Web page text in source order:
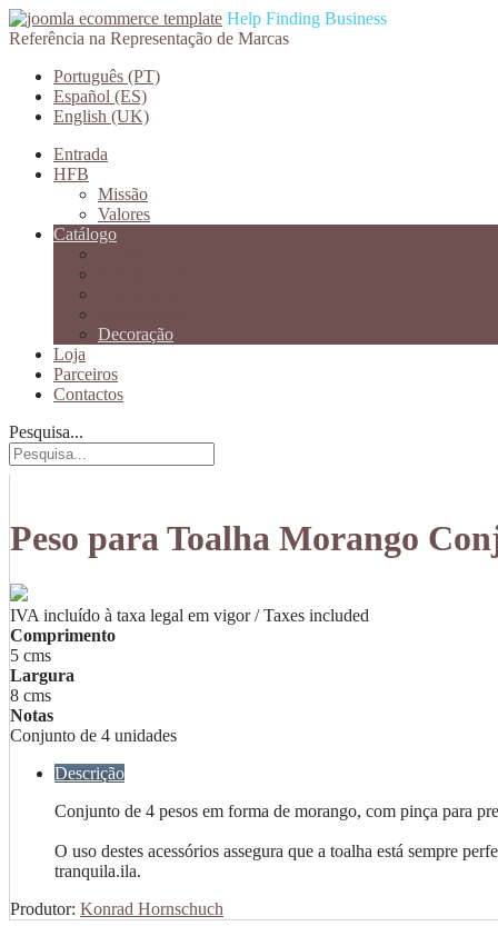
Help Finding Business
Referência na Representação de Marcas
Português (PT)
Español (ES)
English (UK)
Entrada
HFB
Missão
Valores
Catálogo
Decoração
Loja
Parceiros
Contactos
Pesquisa...
Peso para Toalha Morango
IVA incluído à taxa legal em vigor / Taxes included
Comprimento
5 cms
Largura
8 cms
Notas
Conjunto de 4 unidades
Descrição
Conjunto de 4 pesos em forma de morango, com pinça para
O uso destes acessórios assegura que a toalha está sempre
tranquila.ila.
Produtor: Konrad Hornschuch